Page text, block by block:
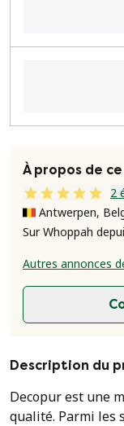
À propos de
2
Antwerpen,
Sur Whoppah
Autres annonces
Description du
Decopur est une
qualité. Parmi les